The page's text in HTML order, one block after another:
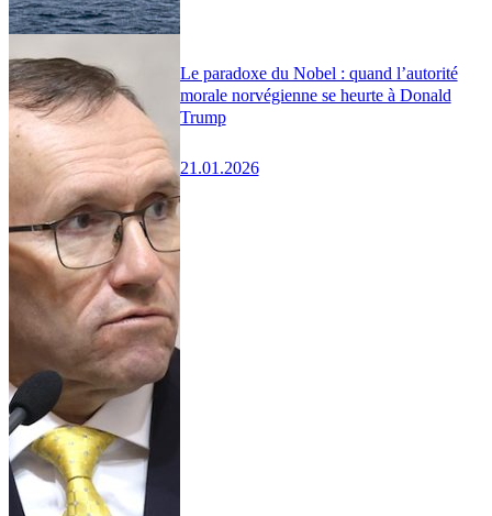
Le paradoxe du Nobel : quand l’autorité
morale norvégienne se heurte à Donald
Trump
21.01.2026